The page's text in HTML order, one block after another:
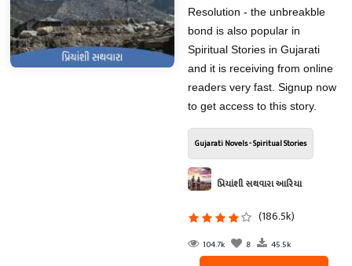
Resolution - the unbreakble
bond is also popular in
Spiritual Stories in Gujarati
and it is receiving from online
readers very fast. Signup now
to get access to this story.
Gujarati Novels - Spiritual Stories
પ્રિયાંશી સથવારા આરિયા
(186.5k)
104.7k 8 45.5k